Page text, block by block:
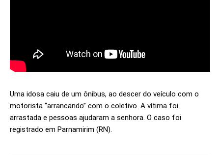
Uma idosa caiu de um ônibus, ao descer do veículo com o
motorista “arrancando” com o coletivo. A vítima foi
arrastada e pessoas ajudaram a senhora. O caso foi
registrado em Parnamirim (RN).